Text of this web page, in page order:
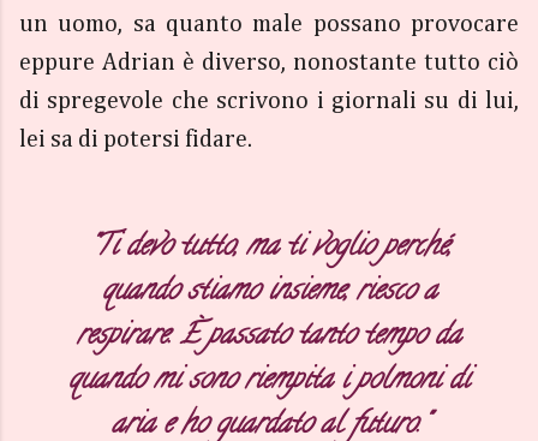
un uomo, sa quanto male possano provocare
eppure Adrian è diverso, nonostante tutto ciò
di spregevole che scrivono i giornali su di lui,
lei sa di potersi fidare.
"Ti devo tutto, ma ti voglio perché,
quando stiamo insieme, riesco a
respirare. È passato tanto tempo da
quando mi sono riempita i polmoni di
aria e ho guardato al futuro."